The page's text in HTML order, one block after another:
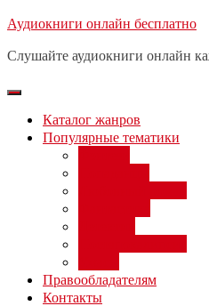
Перейти
содержимому
Аудиокниги онлайн бесплатно
Слушайте аудиокниги онлайн
Каталог жанров
Популярные тематики
Правообладателям
Контакты
Бесплатный вебинар:
день